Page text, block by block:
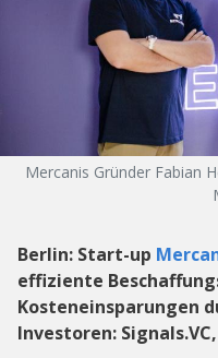
Mercanis Gründer Fabian
Berlin: Start-up
effiziente
Kosteneinsparungen
Investoren: